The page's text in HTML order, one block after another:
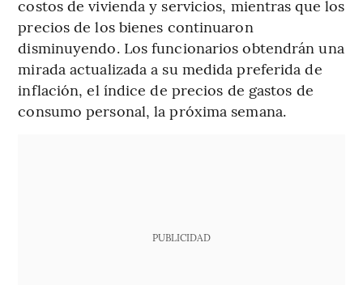
costos de vivienda y servicios, mientras que los
precios de los bienes continuaron
disminuyendo. Los funcionarios obtendrán una
mirada actualizada a su medida preferida de
inflación, el índice de precios de gastos de
consumo personal, la próxima semana.
PUBLICIDAD